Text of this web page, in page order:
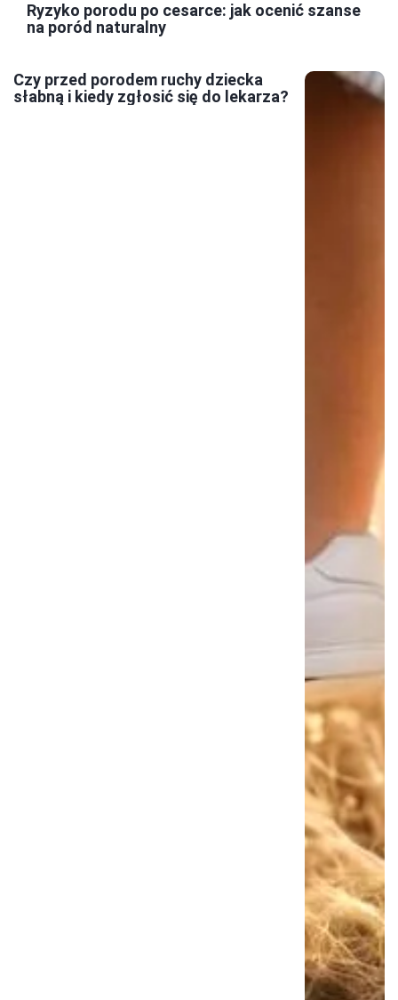
Ryzyko porodu po cesarce: jak ocenić szanse
na poród naturalny
Czy przed porodem ruchy dziecka
słabną i kiedy zgłosić się do lekarza?